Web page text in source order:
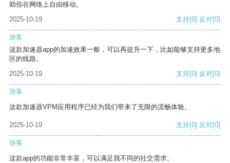
助你在网络上自由移动。
2025-10-19
支持[0] 反对[0]
游客
这款加速器app的加速效果一般，可以再提升一下，比如能够支持更多地
区的线路。
2025-10-19
支持[0] 反对[0]
游客
这款加速器VPM应用程序已经为我们带来了无限的流畅体验。
2025-10-19 支持[0] 反对[0]
游客
这款app的功能非常丰富，可以满足我不同的社交需求。